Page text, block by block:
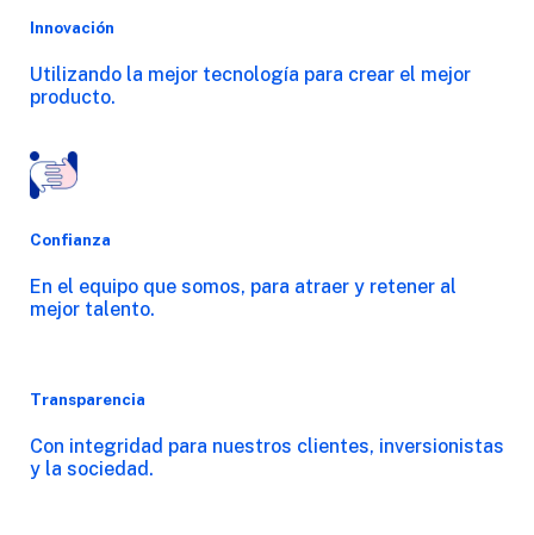
Innovación
Utilizando la mejor tecnología para crear el mejor
producto.
Confianza
En el equipo que somos, para atraer y retener al
mejor talento.
Transparencia
Con integridad para nuestros clientes, inversionistas
y la sociedad.